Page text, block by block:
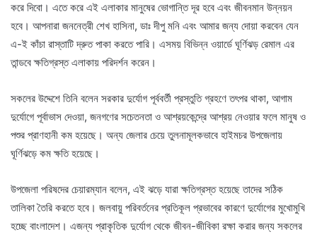
করে দিবো। এতে করে এই এলাকার মানুষের ভোগান্তি দূর হবে এবং জীবনমান উন্নয়ন
হবে। আপনারা জননেত্রী শেখ হাসিনা, ডাঃ দীপু মনি এবং আমার জন্য দোয়া করবেন যেন
এ-ই কাঁচা রাস্তাটি দ্রুত পাকা করতে পারি। এসময় বিভিন্ন ওয়ার্ডে ঘূর্ণিঝড় রেমাল এর
তান্ডবে ক্ষতিগ্রস্ত এলাকায় পরিদর্শন করেন।
সকলের উদ্দেশে তিনি বলেন সরকার দুর্যোগ পূর্ববর্তী প্রস্তুতি গ্রহণে তৎপর থাকা, আগাম
দুর্যোগে পূর্বাভাস দেওয়া, জনগণের সচেতনতা ও আশ্রয়কেন্দ্রে আশ্রয় নেওয়ার ফলে মানুষ ও
পশুর প্রাণহানী কম হয়েছে। অন্য জেলার চেয়ে তুলনামূলকভাবে হাইমচর উপজেলায়
ঘূর্ণিঝড়ে কম ক্ষতি হয়েছে।
উপজেলা পরিষদের চেয়ারম্যান বলেন, এই ঝড়ে যারা ক্ষতিগ্রস্ত হয়েছে তাদের সঠিক
তালিকা তৈরি করতে হবে। জলবায়ু পরিবর্তনের প্রতিকূল প্রভাবের কারণে দুর্যোগের মুখোমুখি
হচ্ছে বাংলাদেশ। এজন্য প্রাকৃতিক দুর্যোগ থেকে জীবন-জীবিকা রক্ষা করার জন্য সকলের